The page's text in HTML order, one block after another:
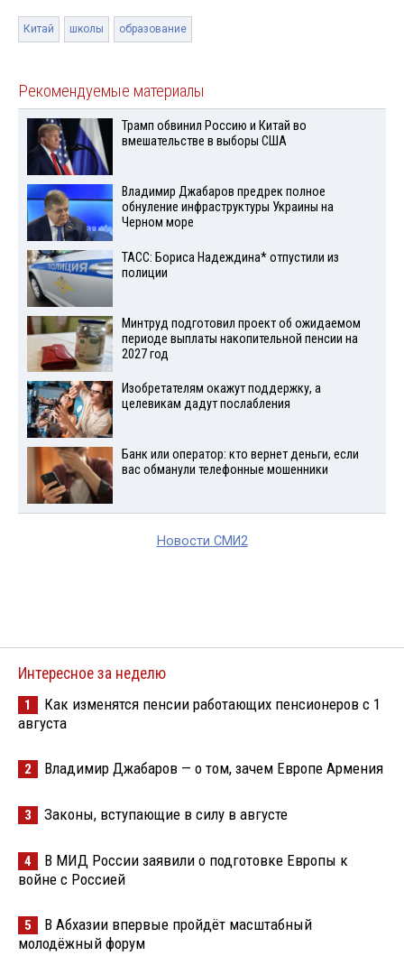
Китай школы образование
Рекомендуемые материалы
Трамп обвинил Россию и Китай во
вмешательстве в выборы США
Владимир Джабаров предрек полное
обнуление инфраструктуры Украины на
Черном море
ТАСС: Бориса Надеждина* отпустили из
полиции
Минтруд подготовил проект об ожидаемом
периоде выплаты накопительной пенсии на
2027 год
Изобретателям окажут поддержку, а
целевикам дадут послабления
Банк или оператор: кто вернет деньги, если
вас обманули телефонные мошенники
Новости СМИ2
Интересное за неделю
1
Как изменятся пенсии работающих пенсионеров с 1
августа
2 Владимир Джабаров — о том, зачем Европе Армения
3 Законы, вступающие в силу в августе
4
В МИД России заявили о подготовке Европы к
войне с Россией
5
В Абхазии впервые пройдёт масштабный
молодёжный форум